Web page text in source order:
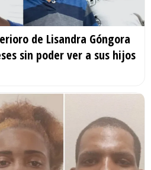
de Lisandra Góngora
sin poder ver a sus hijos